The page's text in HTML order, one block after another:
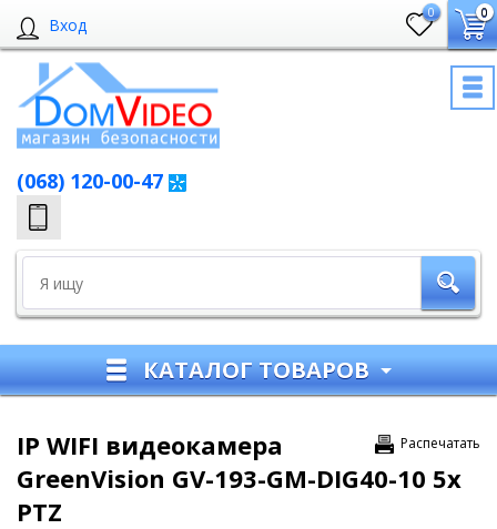
Вход
0 0
(068) 120-00-47
КАТАЛОГ ТОВАРОВ
Распечатать
IP WIFI видеокамера
GreenVision GV-193-GM-DIG40-10 5х
PTZ